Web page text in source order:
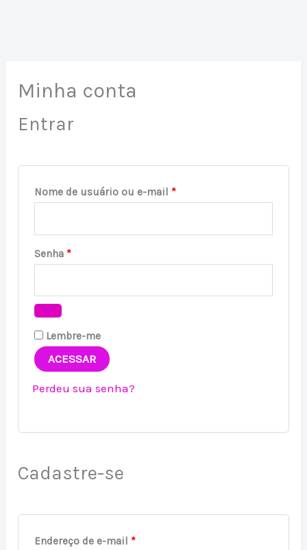
Minha conta
Entrar
Nome de usuário ou e-mail *
Senha *
Lembre-me
ACESSAR
Perdeu sua senha?
Cadastre-se
Endereço de e-mail *